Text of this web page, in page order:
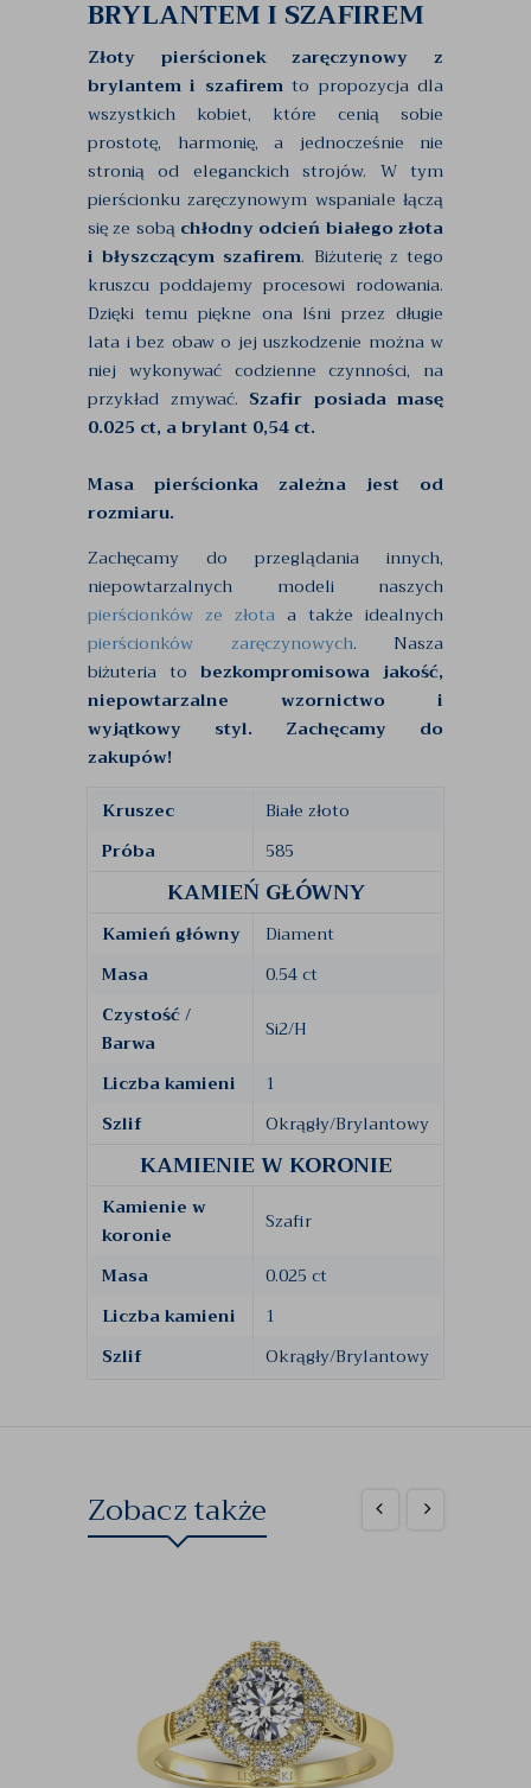
BRYLANTEM I SZAFIREM
Złoty pierścionek zaręczynowy z
brylantem i szafiremto propozycja dla
wszystkich kobiet, które cenią sobie
prostotę, harmonię, a jednocześnie nie
stronią od eleganckich strojów. W tym
pierścionku zaręczynowym wspaniale łączą
się ze sobą chłodny odcień białego złota
i błyszczącym szafirem. Biżuterię z tego
kruszcu poddajemy procesowi rodowania.
Dzięki temu piękne ona lśni przez długie
lata i bez obaw o jej uszkodzenie można w
niej wykonywać codzienne czynności, na
przykład zmywać. Szafir posiada masę
0.025 ct, a brylant 0,54 ct.
Masa pierścionka zależna jest od
rozmiaru.
Zachęcamy do przeglądania innych,
niepowtarzalnych modeli naszych
pierścionków ze złota a także idealnych
pierścionków zaręczynowych. Nasza
biżuteria to bezkompromisowa jakość,
niepowtarzalne wzornictwo i
wyjątkowy styl. Zachęcamy do
zakupów!
Kruszec
Białe złoto
Próba
585
KAMIEŃ GŁÓWNY
Kamień główny
Diament
Masa
0.54 ct
Czystość /
Barwa
Si2/H
Liczba kamieni
1
Szlif
Okrągły/Brylantowy
KAMIENIE W KORONIE
Kamienie w
koronie
Szafir
Masa
0.025 ct
Liczba kamieni
1
Szlif
Okrągły/Brylantowy
Zobacz także